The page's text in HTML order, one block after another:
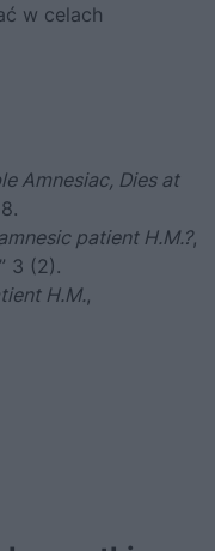
w celach
Amnesiac, Dies at
patient H.M.?,
3 (2).
H.M.,